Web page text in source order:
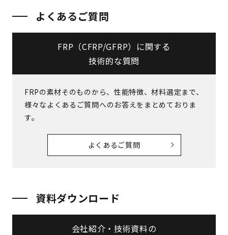
よくあるご質問
FRP（CFRP/GFRP）に関する
技術的な質問
FRPの素材そのものから、性能特徴、材料選定まで、
様々なよくあるご質問へのお答えをまとめておりま
す。
よくあるご質問
資料ダウンロード
会社紹介・技術資料の